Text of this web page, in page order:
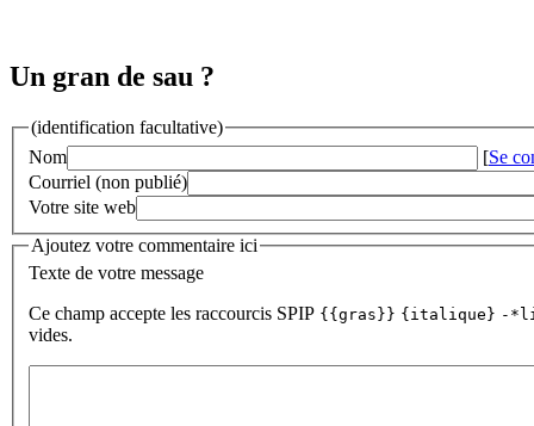
Un gran de sau ?
(identification facultative)
Nom
[Se
Courriel (non publié)
Votre site web
Ajoutez votre commentaire ici
Texte de votre message
Ce champ accepte les raccourcis SPIP {{gras}} {italique} -
vides.